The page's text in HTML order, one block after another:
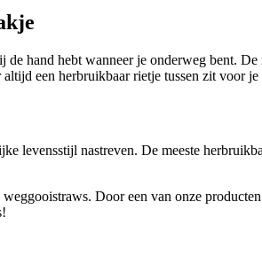
hand hebt wanneer je onderweg bent.
een herbruikbaar rietje tussen zit voor
levensstijl nastreven. De meeste
Door een van onze